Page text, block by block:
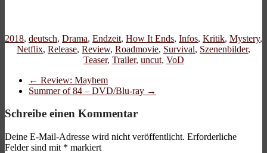
2018, deutsch, Drama, Endzeit, How It Ends, Infos, Kritik, Mystery,
Netflix, Release, Review, Roadmovie, Survival, Szenenbilder,
Teaser, Trailer, uncut, VoD
← Review: Mayhem
Summer of 84 – DVD/Blu-ray →
Schreibe einen Kommentar
Deine E-Mail-Adresse wird nicht veröffentlicht. Erforderliche
Felder sind mit * markiert